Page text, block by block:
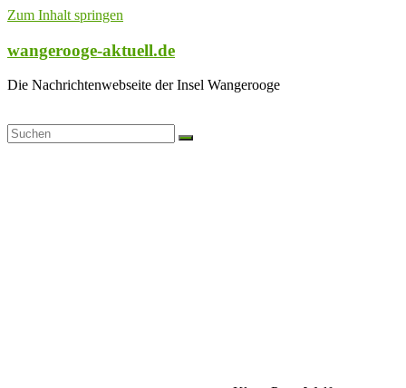
Zum Inhalt springen
wangerooge-aktuell.de
Die Nachrichtenwebseite der Insel Wangerooge